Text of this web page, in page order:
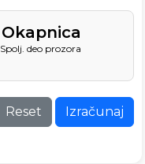
Okapnica
Spolj. deo prozora
Reset Izračunaj